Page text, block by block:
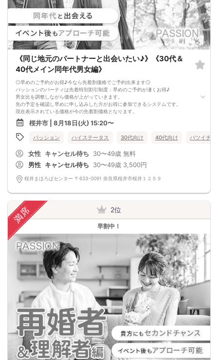
《同じ地元のパートナーと出会いたい♪》《30代＆
40代メイン同年代男女編》
◎早めのご予約がお得♪今なら先着割価格でご予約出来ます◎
パッションのパーティは先着特別割引制度：早めのご予約が凄くお得♪
男女比を調整しながら価格が上がっていきます。
先の予定を確認し早めに申し込みした方がお得に参加できるシステムです。
現在表示されている価格が今の先着割価格となります。
=========================
【パーティ内容】
やっぱり将来住む場所って大事ですよね。
転勤のある仕事で単身赴任等になる可能性のあるお相手より
また実家の近くは安心しますよね。
更に、同じ思いの地元の人同士のカップルですからその後疎遠になる事が少なく
実際、成婚まで進まれた方からの感謝の報告等多く頂いてます。
=========================
パッションのパーティーは男性90％以上/女性70％以上が1人参加です。
すか?
スタッフが全力であなたの婚活をサポートさせて頂きます。
■パーティ中止判断タイミング
開催前日の23:00までに最少催行人数男性2名対女性2名に満たない場合
但し、当日で急なキャンセルががあった場合には当日中止になる事もあります。
桜井市 | 8月18日(火) 15:20〜
パッション ハイステータス 30代向け 40代向け バツイチ・
女性 キャンセル待ち 30〜49歳 無料
男性 キャンセル待ち 30〜49歳 3,500円
桜井まほろばセンター 〒633-0091 奈良県桜井市桜井１２５９
満席 2位
早割中！